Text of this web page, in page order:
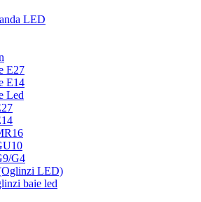
LED
E27
E14
Led
G4
LED)
baie led